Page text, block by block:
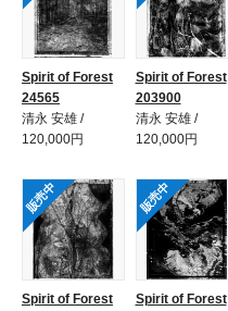
Spirit of Forest
24565
清永 安雄 /
120,000円
Spirit of Forest
203900
清永 安雄 /
120,000円
販売中
Spirit of Forest
販売中
Spirit of Forest